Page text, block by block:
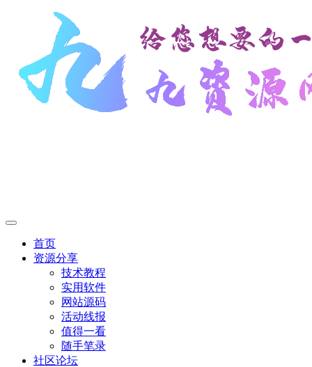
首页
资源分享
技术教程
实用软件
网站源码
活动线报
值得一看
随手笔录
社区论坛